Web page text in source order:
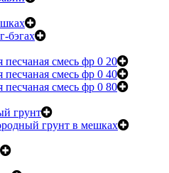
бэгах
смесь фр 0 20
смесь фр 0 40
смесь фр 0 80
грунт
грунт в мешках